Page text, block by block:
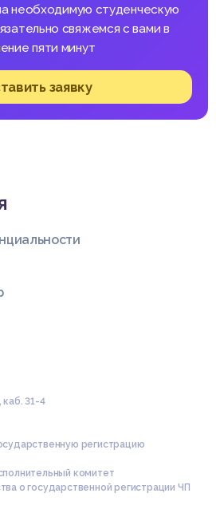
необходимую студенческую
свяжемся с вами в
пяти минут
заявку
каб. 31-4
регистрацию
комитет
о государственной регистрации ЧП